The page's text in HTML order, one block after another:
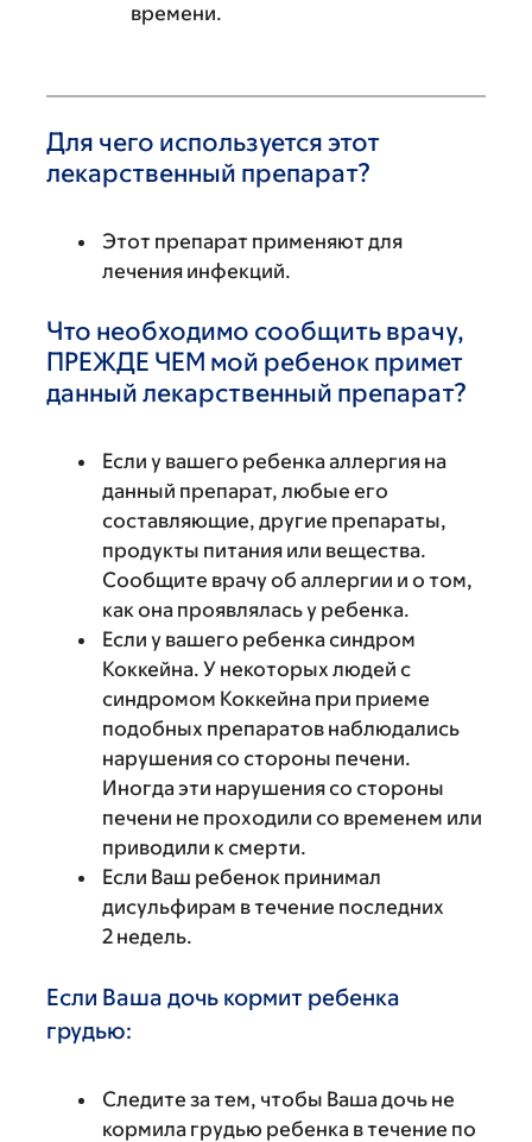
времени.
Для чего используется этот
лекарственный препарат?
Этот препарат применяют для
лечения инфекций.
Что необходимо сообщить врачу,
ПРЕЖДЕ ЧЕМ мой ребенок примет
данный лекарственный препарат?
Если у вашего ребенка аллергия на
данный препарат, любые его
составляющие, другие препараты,
продукты питания или вещества.
Сообщите врачу об аллергии и о том,
как она проявлялась у ребенка.
Если у вашего ребенка синдром
Коккейна. У некоторых людей с
синдромом Коккейна при приеме
подобных препаратов наблюдались
нарушения со стороны печени.
Иногда эти нарушения со стороны
печени не проходили со временем или
приводили к смерти.
Если Ваш ребенок принимал
дисульфирам в течение последних
2 недель.
Если Ваша дочь кормит ребенка
грудью:
Следите за тем, чтобы Ваша дочь не
кормила грудью ребенка в течение по